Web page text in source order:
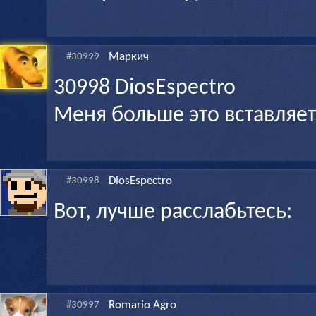
#30999 Маркич
30998 DiosEspectro
Меня больше это
#30998 DiosEspectro
Вот, лучше расслабьтесь:
#30997 Romario Agro